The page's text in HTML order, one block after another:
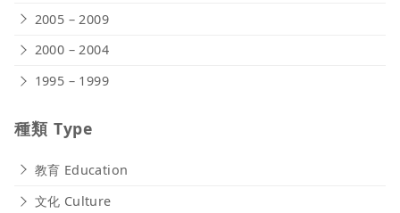
2005 – 2009
2000 – 2004
1995 – 1999
種類 Type
教育 Education
文化 Culture